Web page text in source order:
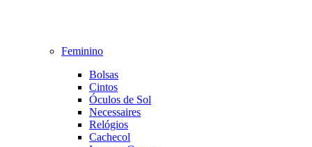
Feminino
Bolsas
Cintos
Óculos de Sol
Necessaires
Relógios
Cachecol